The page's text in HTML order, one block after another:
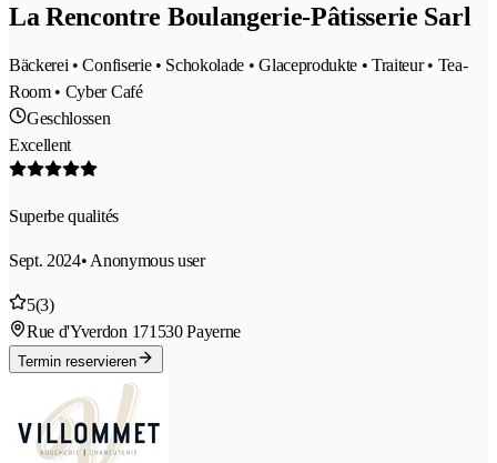
La Rencontre Boulangerie-Pâtisserie Sarl
Bäckerei • Confiserie • Schokolade • Glaceprodukte • Traiteur • Tea-
Room • Cyber Café
Geschlossen
Excellent
Superbe qualités
Sept. 2024• Anonymous user
5(3)
Rue d'Yverdon 171530 Payerne
Termin reservieren